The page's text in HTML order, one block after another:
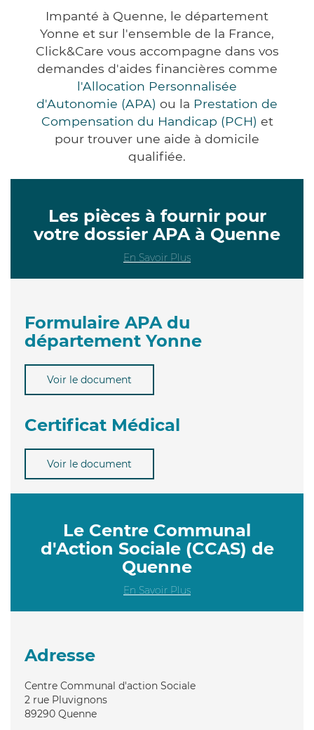
Impanté à Quenne, le département
Yonne et sur l'ensemble de la France,
Click&Care vous accompagne dans vos
demandes d'aides financières comme
l'Allocation Personnalisée
d'Autonomie (APA) ou la Prestation de
Compensation du Handicap (PCH) et
pour trouver une aide à domicile
qualifiée.
Les pièces à fournir pour
votre dossier APA à Quenne
En Savoir Plus
Formulaire APA du
département Yonne
Voir le document
Certificat Médical
Voir le document
Le Centre Communal
d'Action Sociale (CCAS) de
Quenne
En Savoir Plus
Adresse
Centre Communal d'action Sociale
2 rue Pluvignons
89290 Quenne